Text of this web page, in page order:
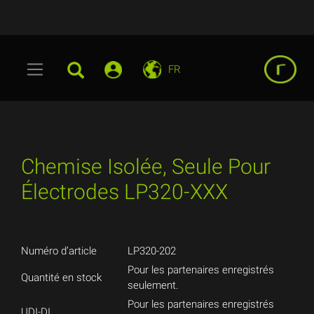
FR
Chemise Isolée, Seule Pour
Électrodes LP320-XXX
Numéro d’article LP320-202
Quantité en stock
Pour les partenaires enregistrés
seulement.
Pour les partenaires enregistrés